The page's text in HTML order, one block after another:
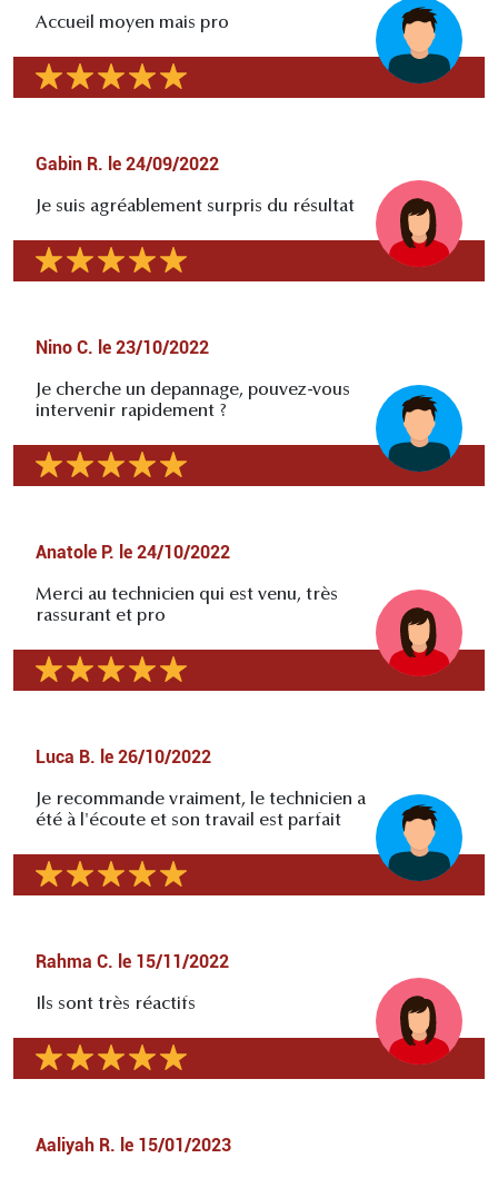
Accueil moyen mais pro
Gabin R. le 24/09/2022
Je suis agréablement surpris du résultat
Nino C. le 23/10/2022
Je cherche un depannage, pouvez-vous
intervenir rapidement ?
Anatole P. le 24/10/2022
Merci au technicien qui est venu, très
rassurant et pro
Luca B. le 26/10/2022
Je recommande vraiment, le technicien a
été à l'écoute et son travail est parfait
Rahma C. le 15/11/2022
Ils sont très réactifs
Aaliyah R. le 15/01/2023